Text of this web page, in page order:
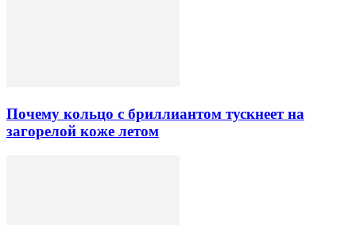
Почему кольцо с бриллиантом тускнеет на
загорелой коже летом